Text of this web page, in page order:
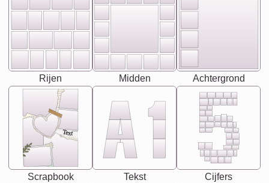
Rijen Midden Achtergrond
Text
Scrapbook Tekst Cijfers